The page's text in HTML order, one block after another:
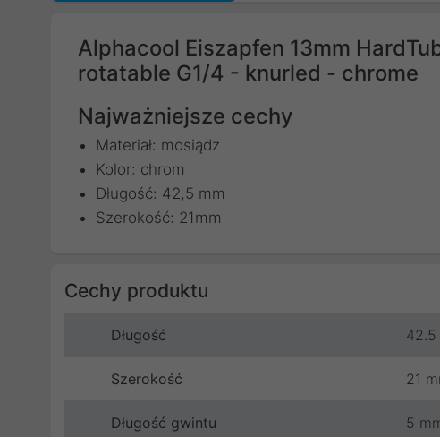
Alphacool Eiszapfen 13mm
rotatable G1/4 - knurled - chrome
Najważniejsze cechy
Materiał: mosiądz
Kolor: chrom
Długość: 42,5 mm
Szerokość: 21mm
Cechy produktu
Długość 42.5
Szerokość 21
Długość gwintu 5